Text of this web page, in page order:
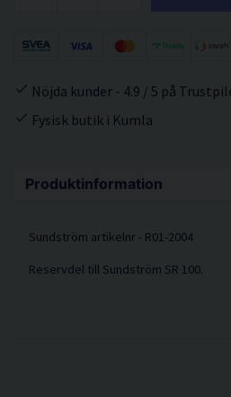
Produktinformation
Sundström artikelnr - R01-2004
Reservdel till Sundström SR 100.
Nöjda kunder - 4.9 / 5 på
Fysisk butik i Kumla